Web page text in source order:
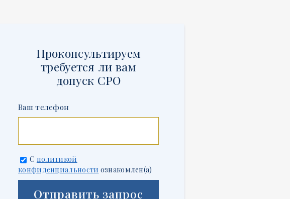
Проконсультируем
требуется ли вам
допуск СРО
Ваш телефон
С политикой
конфиденциальности ознакомлен(а)
Отправить запрос